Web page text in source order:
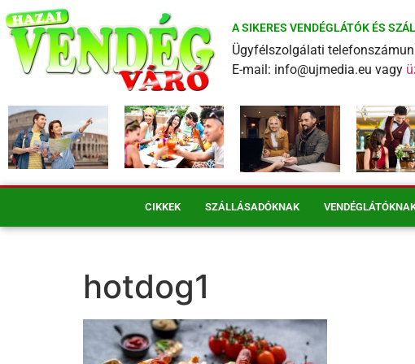
A SIKERES VENDÉGLÁTÓK ÉS
Ügyfélszolgálati
E-mail: info@ujmedia.eu vagy
CIKKEK SZÁLLÁSADÓKNAK
hotdog1